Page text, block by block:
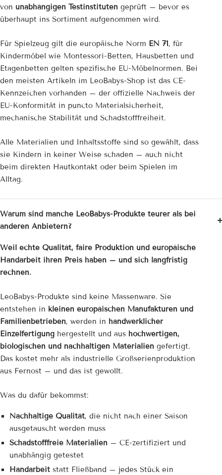
von unabhängigen Testinstituten geprüft – bevor es
überhaupt ins Sortiment aufgenommen wird.
Für Spielzeug gilt die europäische Norm EN 71 , für
Kindermöbel wie Montessori-Betten, Hausbetten und
Etagenbetten gelten spezifische EU-Möbelnormen. Bei
den meisten Artikeln im LeoBabys-Shop ist das CE-
Kennzeichen vorhanden – der offizielle Nachweis der
EU-Konformität in puncto Materialsicherheit,
mechanische Stabilität und Schadstofffreiheit.
Alle Materialien und Inhaltsstoffe sind so gewählt, dass
sie Kindern in keiner Weise schaden – auch nicht
beim direkten Hautkontakt oder beim Spielen im
Alltag.
Warum sind manche LeoBabys-Produkte teurer als bei
anderen Anbietern?
Weil echte Qualität, faire Produktion und europäische
Handarbeit ihren Preis haben – und sich langfristig
rechnen.
LeoBabys-Produkte sind keine Massenware. Sie
entstehen in kleinen europäischen Manufakturen und
Familienbetrieben, werden in handwerklicher
Einzelfertigung hergestellt und aus hochwertigen,
biologischen und nachhaltigen Materialien gefertigt.
Das kostet mehr als industrielle Großserienproduktion
aus Fernost – und das ist gewollt.
Was du dafür bekommst:
Nachhaltige Qualität, die nicht nach einer Saison
ausgetauscht werden muss
Schadstofffreie Materialien – CE-zertifiziert und
unabhängig getestet
Handarbeitstatt Fließband – jedes Stück ein